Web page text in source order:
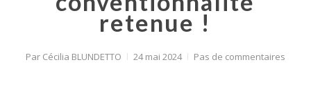
retenue !
ParCécilia BLUNDETTO 24 mai 2024 Pas de commentaires